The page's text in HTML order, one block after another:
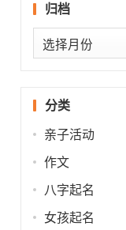
归档
归
档
分类
亲子活动
作文
八字起名
女孩起名